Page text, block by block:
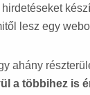
lesz egy
ahány
a többihez is